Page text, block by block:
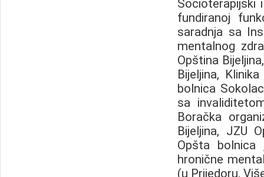
Socioterapijski
fundiranoj
saradnja sa
mentalnog
Opština
Bijeljina,
bolnica
sa
Boračka
Bijeljina, JZU
Opšta bolnica
hronične
(u Prijedoru,